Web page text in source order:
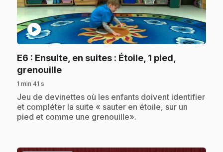
play_circle
E6 : Ensuite, en suites : Étoile, 1 pied,
grenouille.
1 min 41 s
.Jeu de devinettes où les enfants doivent identifier
et compléter la suite « sauter en étoile, sur un
pied et comme une grenouille».